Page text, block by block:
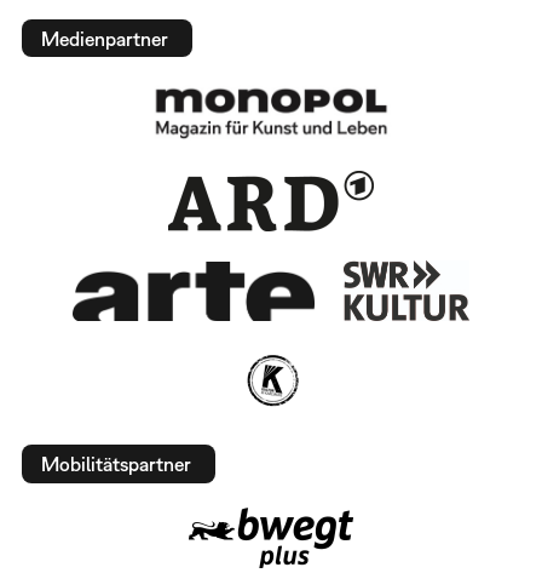
Medienpartner
Mobilitätspartner